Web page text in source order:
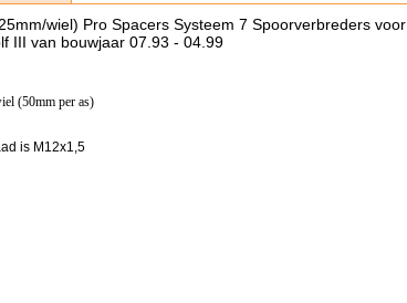
wiel) Pro Spacers Systeem 7 Spoorverbreders voor
III van bouwjaar 07.93 - 04.99
(50mm per as)
is M12x1,5